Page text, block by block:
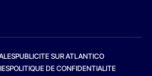
PUBLICITE SUR ATLANTICO
POLITIQUE DE CONFIDENTIALITE